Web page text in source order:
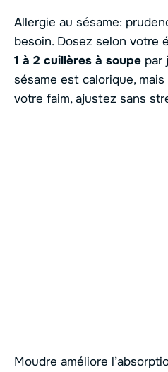
Allergie au sésame:
besoin. Dosez selon votre
1 à 2 cuillères à soupe par
sésame est calorique,
votre faim, ajustez sans
Moudre améliore